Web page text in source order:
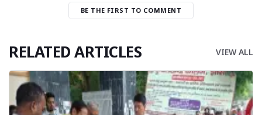
BE THE FIRST TO COMMENT
RELATED ARTICLES VIEW ALL